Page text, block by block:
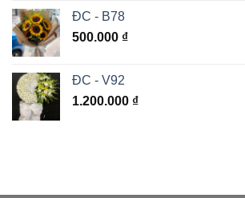
ĐC - B78
500.000 ₫
ĐC - V92
1.200.000 ₫